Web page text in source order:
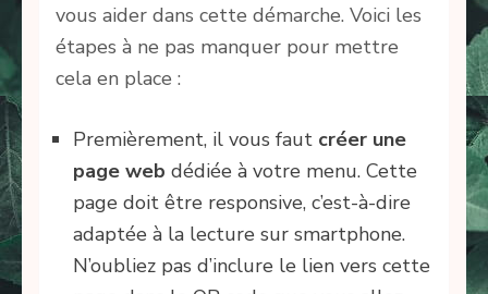
vous aider dans cette démarche. Voici les
étapes à ne pas manquer pour mettre
cela en place :
Premièrement, il vous faut créer une
page web dédiée à votre menu. Cette
page doit être responsive, c’est-à-dire
adaptée à la lecture sur smartphone.
N’oubliez pas d’inclure le lien vers cette